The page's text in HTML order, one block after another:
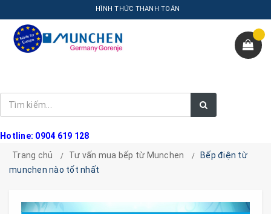
HÌNH THỨC THANH TOÁN
Hotline: 0904 619 128
Trang chủ
Tư vấn mua bếp từ Munchen
Bếp điện từ
munchen nào tốt nhất